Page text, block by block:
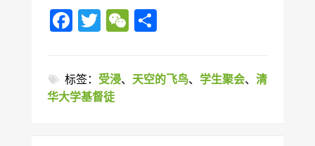
Facebook
TwitterWeChat
标签：受浸、天空的飞鸟、 学生聚会、清
华大学基督徒